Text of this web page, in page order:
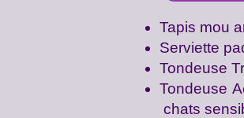
Tapis mou
Serviette
Tondeuse
Tondeuse
chats